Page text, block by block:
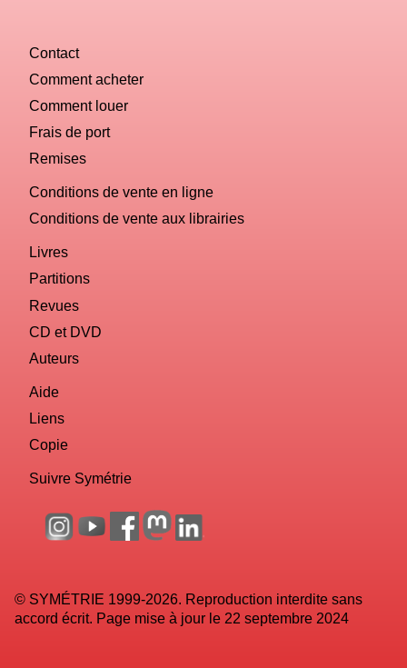
Contact
Comment acheter
Comment louer
Frais de port
Remises
Conditions de vente en ligne
Conditions de vente aux librairies
Livres
Partitions
Revues
CD et DVD
Auteurs
Aide
Liens
Copie
Suivre Symétrie
© SYMÉTRIE 1999-2026. Reproduction interdite sans
accord écrit. Page mise à jour le 22 septembre 2024